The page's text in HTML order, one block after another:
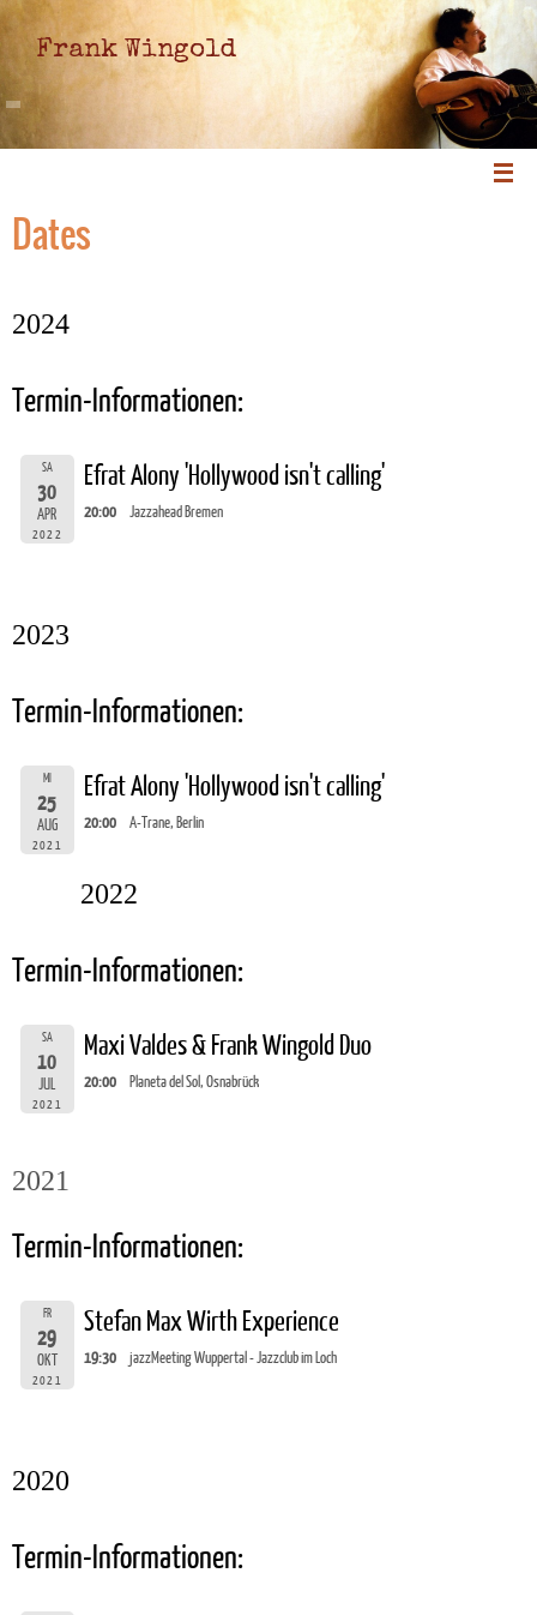
Frank Wingold
Dates
2024
Termin-Informationen:
SA
30
APR
2022
Efrat Alony 'Hollywood isn't calling'
20:00 Jazzahead Bremen
2023
Termin-Informationen:
MI
25
AUG
2021
Efrat Alony 'Hollywood isn't calling'
20:00 A-Trane, Berlin
2022
Termin-Informationen:
SA
10
JUL
2021
Maxi Valdes & Frank Wingold Duo
20:00 Planeta del Sol, Osnabrück
2021
Termin-Informationen:
FR
29
OKT
2021
Stefan Max Wirth Experience
19:30 jazzMeeting Wuppertal - Jazzclub im Loch
2020
Termin-Informationen: